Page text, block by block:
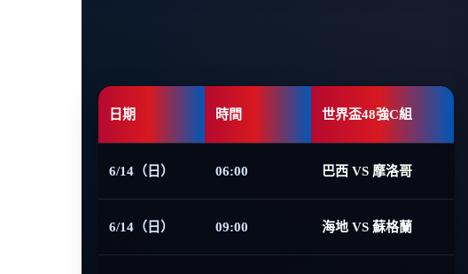
日期 時間 世界盃48強C組
6/14（日） 06:00 巴西 VS 摩洛哥
6/14（日） 09:00 海地 VS 蘇格蘭